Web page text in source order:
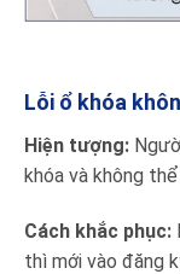
Lỗi ổ khóa
Hiện tượng:
khóa và không
Cách khắc phục:
thì mới vào đăng